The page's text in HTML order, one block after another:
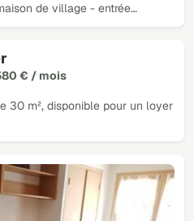
de village - entrée…
€ / mois
30 m², disponible pour un loyer